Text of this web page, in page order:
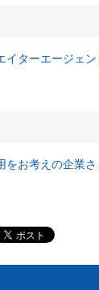
イターエージェ
をお考えの企業